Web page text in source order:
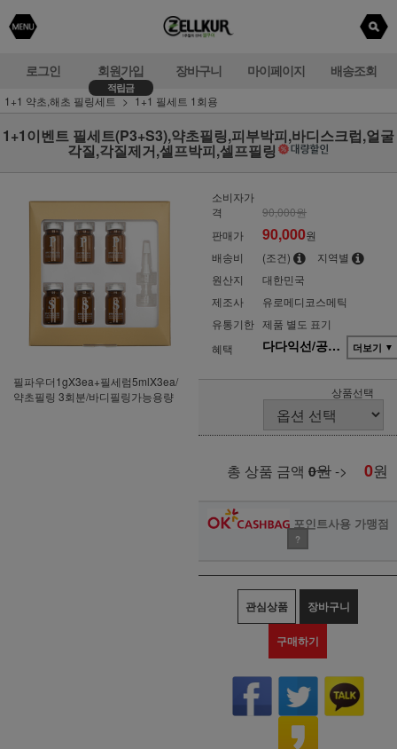
로그인 회원가입
적립금
장바구니 마이페이지 배송조회
1+1 약초,해초 필링세트 1+1 필세트 1회용
1+1이벤트 필세트(P3+S3),약초필링,피부박피,바디스크럽,얼굴
각질,각질제거,셀프박피,셀프필링
필파우더1gX3ea+필세럼5mlX3ea/
약초필링 3회분/바디필링가능용량
소비자가
격
90,000원
판매가
90,000원
배송비
(조건)
지역별
원산지
대한민국
제조사
유로메디코스메틱
유통기한 제품 별도 표기
혜택
다다익선/공동구매(세트) 더보기 ▼
상품선택
총 상품 금액 0원-> 0원
포인트사용 가맹점
?
관심상품 장바구니
구매하기